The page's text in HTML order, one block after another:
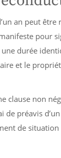
an peut être
pour
durée
et le
clause non
préavis
de